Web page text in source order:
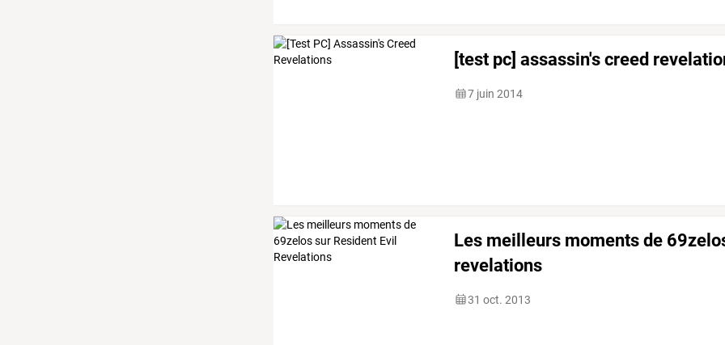
[test pc] assassin's creed
7 juin 2014
Les meilleurs moments de
revelations
31 oct. 2013